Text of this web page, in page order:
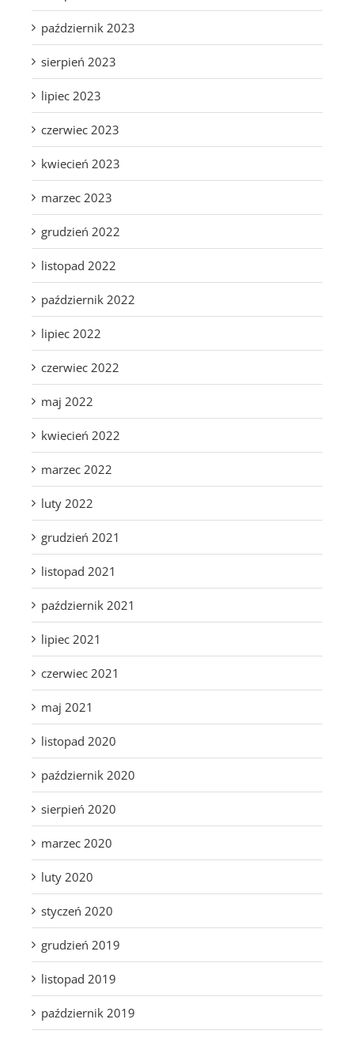
październik 2023
sierpień 2023
lipiec 2023
czerwiec 2023
kwiecień 2023
marzec 2023
grudzień 2022
listopad 2022
październik 2022
lipiec 2022
czerwiec 2022
maj 2022
kwiecień 2022
marzec 2022
luty 2022
grudzień 2021
listopad 2021
październik 2021
lipiec 2021
czerwiec 2021
maj 2021
listopad 2020
październik 2020
sierpień 2020
marzec 2020
luty 2020
styczeń 2020
grudzień 2019
listopad 2019
październik 2019